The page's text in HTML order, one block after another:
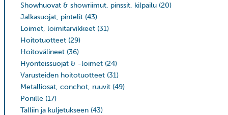
Showhuovat & showriimut, pinssit, kilpailu (20)
Jalkasuojat, pintelit (43)
Loimet, loimitarvikkeet (31)
Hoitotuotteet (29)
Hoitovälineet (36)
Hyönteissuojat & -loimet (24)
Varusteiden hoitotuotteet (31)
Metalliosat, conchot, ruuvit (49)
Ponille (17)
Talliin ja kuljetukseen (43)